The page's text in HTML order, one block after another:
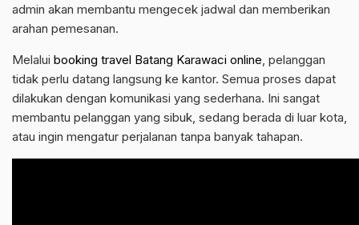
admin akan membantu mengecek jadwal dan memberikan
arahan pemesanan.
Melalui booking travel Batang Karawaci online, pelanggan
tidak perlu datang langsung ke kantor. Semua proses dapat
dilakukan dengan komunikasi yang sederhana. Ini sangat
membantu pelanggan yang sibuk, sedang berada di luar kota,
atau ingin mengatur perjalanan tanpa banyak tahapan.